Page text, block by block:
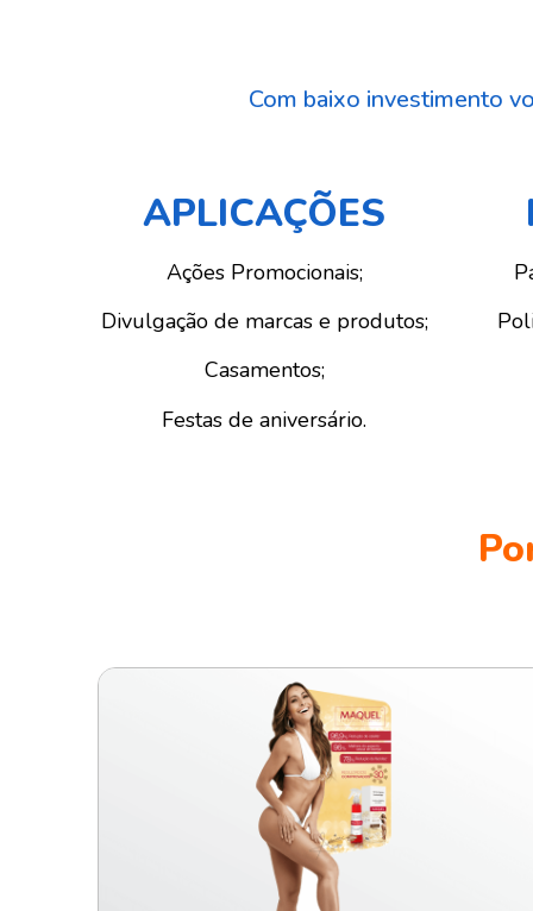
Com baixo investimento
APLICAÇÕES
Ações Promocionais;
Divulgação de marcas e produtos;
Casamentos;
Festas de aniversário.